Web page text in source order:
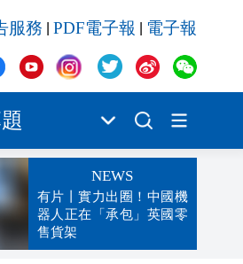
服務 PDF電子報 電子報
NEWS
有片丨實力出圈！中國機
器人正在「承包」英國零
售貨架